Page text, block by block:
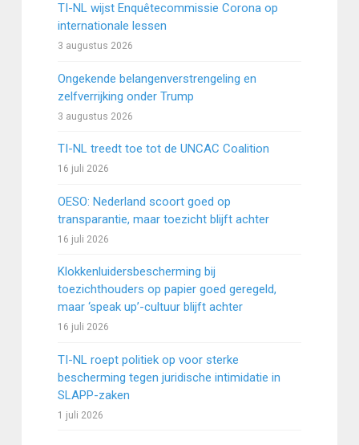
TI-NL wijst Enquêtecommissie Corona op
internationale lessen
3 augustus 2026
Ongekende belangenverstrengeling en
zelfverrijking onder Trump
3 augustus 2026
TI-NL treedt toe tot de UNCAC Coalition
16 juli 2026
OESO: Nederland scoort goed op
transparantie, maar toezicht blijft achter
16 juli 2026
Klokkenluidersbescherming bij
toezichthouders op papier goed geregeld,
maar ‘speak up’-cultuur blijft achter
16 juli 2026
TI-NL roept politiek op voor sterke
bescherming tegen juridische intimidatie in
SLAPP-zaken
1 juli 2026